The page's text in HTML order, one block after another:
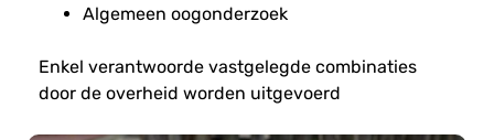
Algemeen oogonderzoek
Enkel verantwoorde vastgelegde combinaties
door de overheid worden uitgevoerd